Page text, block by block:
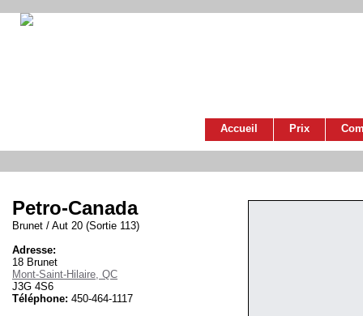
Accueil Prix
Petro-Canada
Brunet / Aut 20 (Sortie 113)
Adresse:
18 Brunet
Mont-Saint-Hilaire, QC
J3G 4S6
Téléphone: 450-464-1117